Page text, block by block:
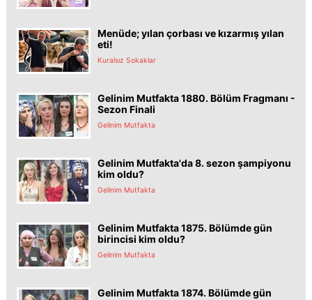
Menüde; yılan çorbası ve kızarmış yılan
eti!
Kuralsız Sokaklar
Gelinim Mutfakta 1880. Bölüm Fragmanı -
Sezon Finali
Gelinim Mutfakta
Gelinim Mutfakta'da 8. sezon şampiyonu
kim oldu?
Gelinim Mutfakta
Gelinim Mutfakta 1875. Bölümde gün
birincisi kim oldu?
Gelinim Mutfakta
Gelinim Mutfakta 1874. Bölümde gün